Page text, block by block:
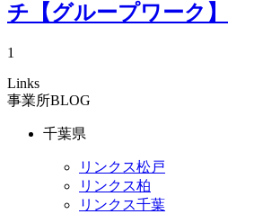
チ【グループワーク】
1
Links
事業所BLOG
千葉県
リンクス松戸
リンクス柏
リンクス千葉